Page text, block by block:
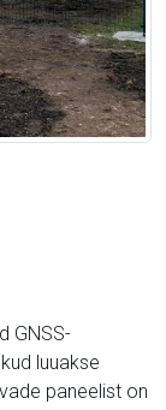
GNSS-
luuakse
paneelist on